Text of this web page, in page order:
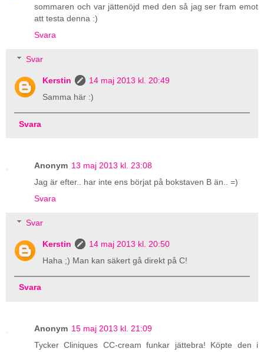
sommaren och var jättenöjd med den så jag ser fram emot
att testa denna :)
Svara
Svar
Kerstin
14 maj 2013 kl. 20:49
Samma här :)
Svara
Anonym 13 maj 2013 kl. 23:08
Jag är efter.. har inte ens börjat på bokstaven B än.. =)
Svara
Svar
Kerstin
14 maj 2013 kl. 20:50
Haha ;) Man kan säkert gå direkt på C!
Svara
Anonym 15 maj 2013 kl. 21:09
Tycker Cliniques CC-cream funkar jättebra! Köpte den i